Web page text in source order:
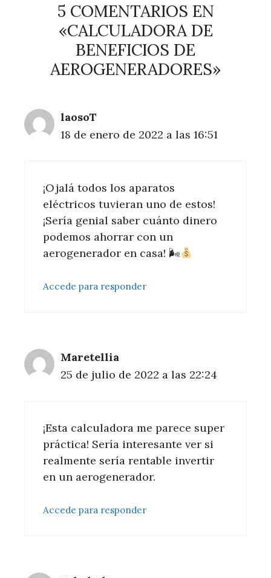
5 COMENTARIOS EN
«CALCULADORA DE
BENEFICIOS DE
AEROGENERADORES»
laosoT
18 de enero de 2022 a las 16:51
¡Ojalá todos los aparatos
eléctricos tuvieran uno de estos!
¡Sería genial saber cuánto dinero
podemos ahorrar con un
aerogenerador en casa! 🌬
Accede para responder
Maretellia
25 de julio de 2022 a las 22:24
¡Esta calculadora me parece super
práctica! Sería interesante ver si
realmente sería rentable invertir
en un aerogenerador.
Accede para responder